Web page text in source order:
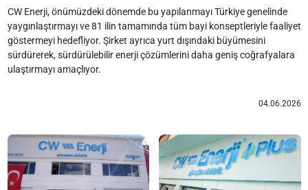
CW Enerji, önümüzdeki dönemde bu yapılanmayı Türkiye genelinde
yaygınlaştırmayı ve 81 ilin tamamında tüm bayi konseptleriyle faaliyet
göstermeyi hedefliyor. Şirket ayrıca yurt dışındaki büyümesini
sürdürerek, sürdürülebilir enerji çözümlerini daha geniş coğrafyalara
ulaştırmayı amaçlıyor.
04.06.2026